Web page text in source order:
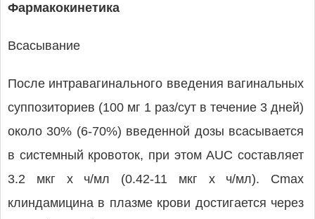
Фармакокинетика
Всасывание
После интравагинального введения вагинальных
суппозиториев (100 мг 1 раз/сут в течение 3 дней)
около 30% (6-70%) введенной дозы всасывается
в системный кровоток, при этом AUC составляет
3.2 мкг х ч/мл (0.42-11 мкг х ч/мл). Cmax
клиндамицина в плазме крови достигается через